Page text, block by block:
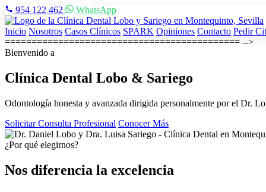
954 122 462 WhatsApp
Inicio Nosotros Casos Clínicos SPARK Opiniones Contacto Pedir
============================================ -->
Bienvenido a
Clínica Dental Lobo & Sariego
Odontología honesta y avanzada dirigida personalmente por el Dr.
Solicitar Consulta Profesional Conocer Más
¿Por qué elegirnos?
Nos diferencia la excelencia